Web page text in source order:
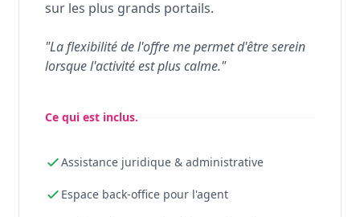
sur les plus grands portails.
"La flexibilité de l'offre me permet d'être serein
lorsque l'activité est plus calme."
Ce qui est inclus.
Assistance juridique & administrative
Espace back-office pour l'agent